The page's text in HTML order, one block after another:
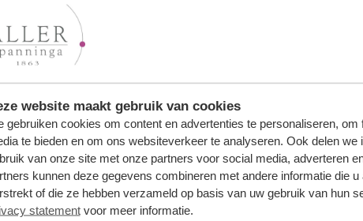
website maakt gebruik van cookies
gebruiken cookies om content en advertenties te personaliseren,
te bieden en om ons websiteverkeer te analyseren. Ook delen we
van onze site met onze partners voor social media, adverteren
kunnen deze gegevens combineren met andere informatie die u
of die ze hebben verzameld op basis van uw gebruik van hun
statementvoor meer informatie.
dit jouw model!